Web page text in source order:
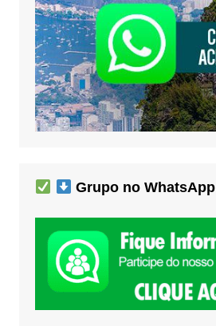
Grupo no WhatsApp